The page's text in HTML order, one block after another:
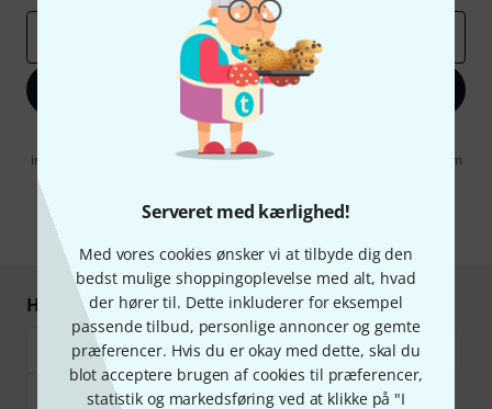
Serveret med kærlighed!
Med vores cookies ønsker vi at tilbyde dig den
bedst mulige shoppingoplevelse med alt, hvad
der hører til. Dette inkluderer for eksempel
passende tilbud, personlige annoncer og gemte
præferencer. Hvis du er okay med dette, skal du
blot acceptere brugen af cookies til præferencer,
statistik og markedsføring ved at klikke på "I
Tilmeld dig nu
Når jeg klikker på "Tilmeld dig nu", erklærer jeg mig samtidig
indforstået med at modtage e-mail-reklame. Dette tilsagn kan når som
Handl og betal sikkert